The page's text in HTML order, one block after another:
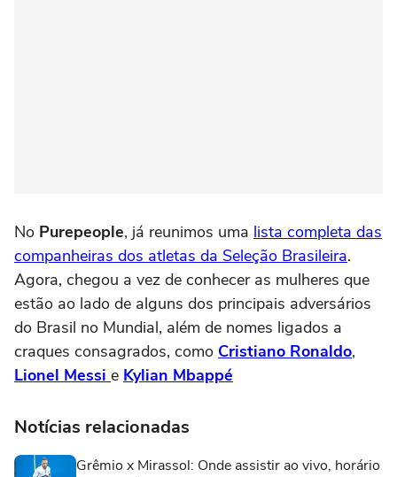
No Purepeople, já reunimos uma lista completa das
companheiras dos atletas da Seleção Brasileira.
Agora, chegou a vez de conhecer as mulheres que
estão ao lado de alguns dos principais adversários
do Brasil no Mundial, além de nomes ligados a
craques consagrados, como Cristiano Ronaldo,
Lionel Messi e Kylian Mbappé
Notícias relacionadas
Grêmio x Mirassol: Onde assistir ao vivo, horário